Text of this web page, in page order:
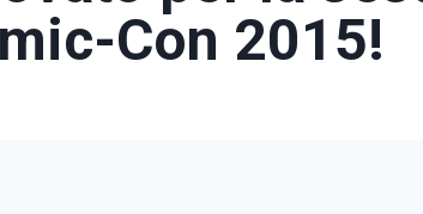
Con 2015!